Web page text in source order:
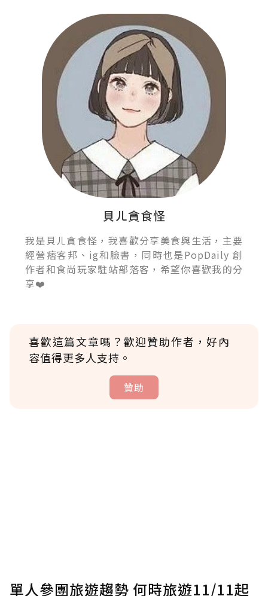
貝ㄦ貪食怪
我是貝ㄦ貪食怪，我喜歡分享美食與生活，主要
經營痞客邦、ig和臉書，同時也是PopDaily 創
作者和食尚玩家駐站部落客，希望你喜歡我的分
享❤️
喜歡這篇文章嗎？歡迎贊助作者，好內
容值得更多人支持。
贊助
單人參團旅遊趨勢 何時旅遊11/11起